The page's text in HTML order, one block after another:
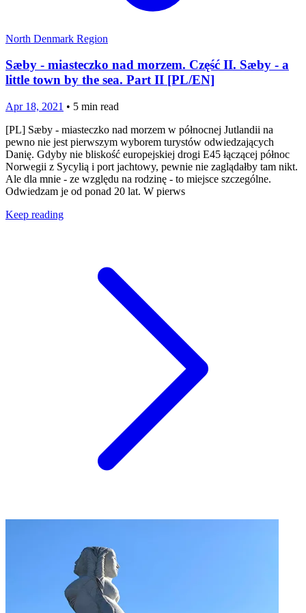
North Denmark Region
Sæby - miasteczko nad morzem. Część II. Sæby - a
little town by the sea. Part II [PL/EN]
Apr 18, 2021 • 5 min read
[PL] Sæby - miasteczko nad morzem w północnej Jutlandii na
pewno nie jest pierwszym wyborem turystów odwiedzających
Danię. Gdyby nie bliskość europejskiej drogi E45 łączącej północ
Norwegii z Sycylią i port jachtowy, pewnie nie zaglądałby tam nikt.
Ale dla mnie - ze względu na rodzinę - to miejsce szczególne.
Odwiedzam je od ponad 20 lat. W pierws
Keep reading